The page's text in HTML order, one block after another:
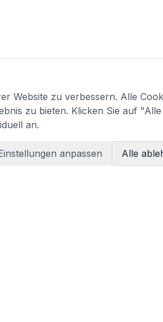
Website zu verbessern. Alle
zu bieten. Klicken Sie auf
an.
anpassen Alle